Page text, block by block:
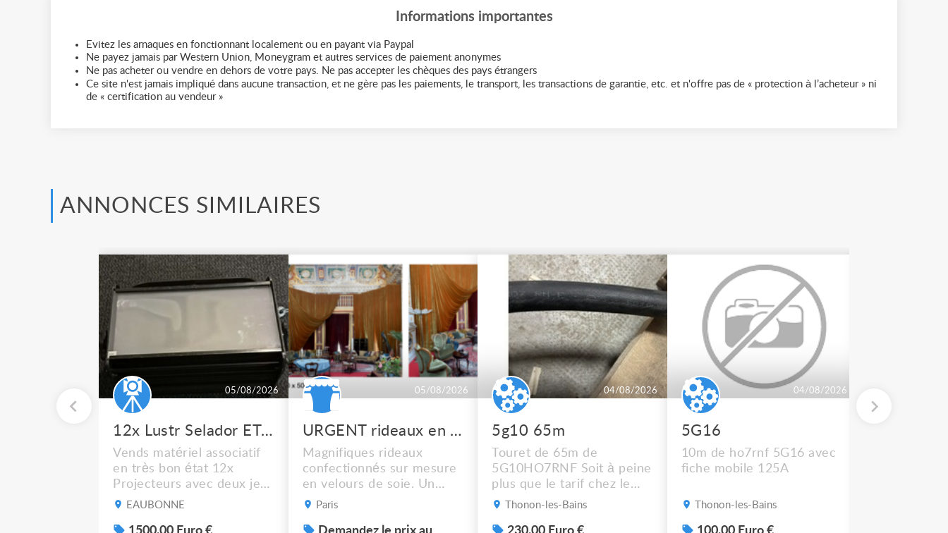
Informations importantes
Evitez les arnaques en fonctionnant localement ou en payant via Paypal
Ne payez jamais par Western Union, Moneygram et autres services de paiement anonymes
Ne pas acheter ou vendre en dehors de votre pays. Ne pas accepter les chèques des pays étrangers
Ce site n'est jamais impliqué dans aucune transaction, et ne gère pas les paiements, le transport, les transactions de garantie, etc. et n'offre pas de « protection à l’acheteur » ni
de « certification au vendeur »
ANNONCES SIMILAIRES
05/08/2026
12x Lustr Selador ETC Led 7x colors filtres
Vends matériel associatif
en très bon état 12x
Projecteurs avec deux jeux
de filtre filtre Lustr Selador
system – seven colour
EAUBONNE
05/08/2026
URGENT rideaux en velours de soie
Magnifiques rideaux
confectionnés sur mesure
en velours de soie. Un
cadre de scène rouge, un
Cf dossier en photos. À
Paris
04/08/2026
5g10 65m
Touret de 65m de
5G10HO7RNF Soit à peine
plus que le tarif chez le
récupérateur Mais
sup sur demande ça ne
Thonon-les-Bains
04/08/2026
5G16
10m de ho7rnf 5G16 avec
fiche mobile 125A
Thonon-les-Bains